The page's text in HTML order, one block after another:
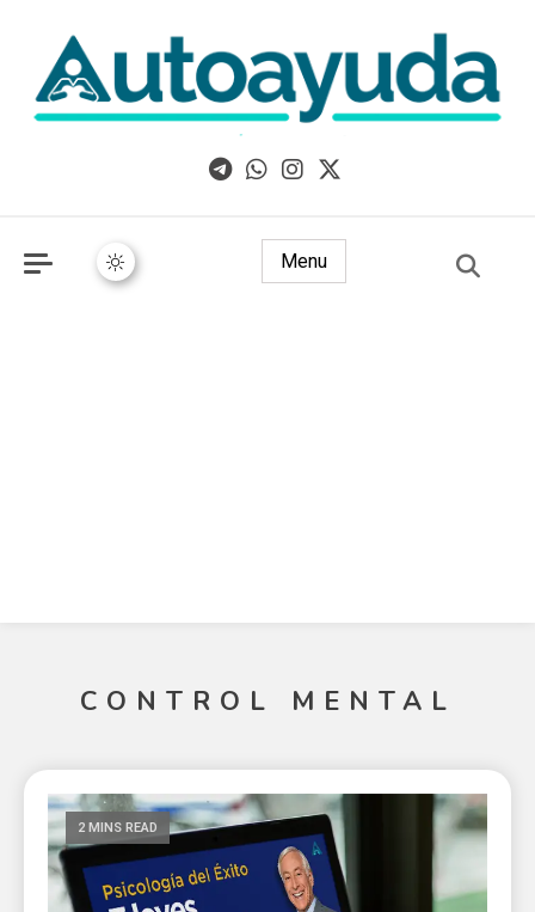
Menu
CONTROL MENTAL
2 MINS READ